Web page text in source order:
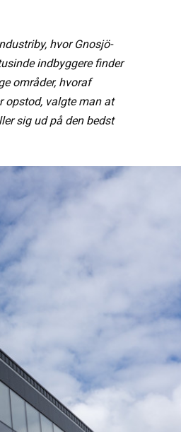
hvor Gnosjö-
indbyggere finder
områder, hvoraf
opstod, valgte man at
sig ud på den bedst